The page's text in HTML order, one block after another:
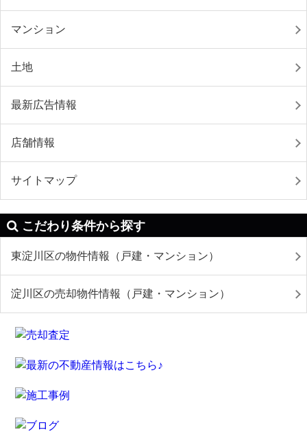
マンション
土地
最新広告情報
店舗情報
サイトマップ
こだわり条件から探す
東淀川区の物件情報（戸建・マンション）
淀川区の売却物件情報（戸建・マンション）